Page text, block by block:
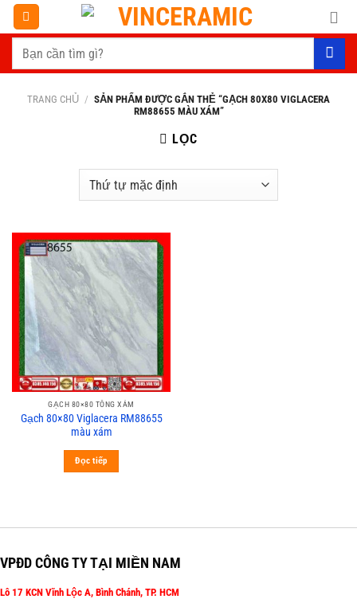
Chuyển
đến
dung
Tìm
kiếm:
TRANG CHỦ / SẢN PHẨM ĐƯỢC GẮN THẺ “GẠCH 80X80 VIGLACERA
RM88655 MÀU XÁM”
LỌC
GẠCH 80×80 TÔNG XÁM
Gạch 80×80 Viglacera RM88655
màu xám
Đọc tiếp
VPĐD CÔNG TY TẠI MIỀN NAM
Lô 17 KCN Vĩnh Lộc A, Bình Chánh, TP. HCM